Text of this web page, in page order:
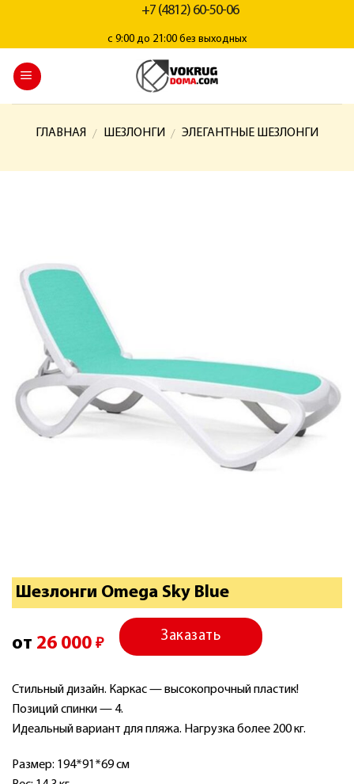
+7 (4812) 60-50-06
с 9:00 до 21:00 без выходных
ГЛАВНАЯ / ШЕЗЛОНГИ / ЭЛЕГАНТНЫЕ ШЕЗЛОНГИ
Шезлонги Omega Sky Blue
от 26 000 ₽
Заказать
Стильный дизайн. Каркас — высокопрочный пластик!
Позиций спинки — 4.
Идеальный вариант для пляжа. Нагрузка более 200 кг.
Размер: 194*91*69 см